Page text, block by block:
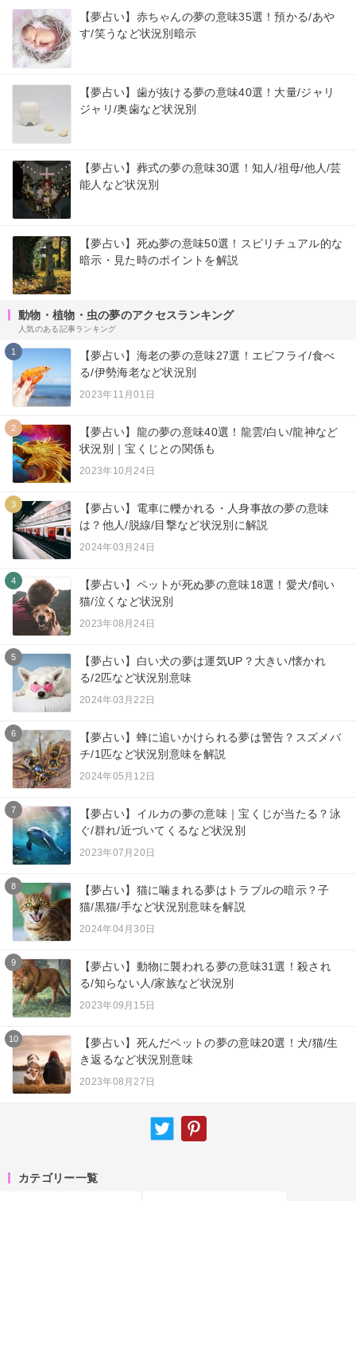
【夢占い】赤ちゃんの夢の意味35選！預かる/あや
す/笑うなど状況別暗示
【夢占い】歯が抜ける夢の意味40選！大量/ジャリ
ジャリ/奥歯など状況別
【夢占い】葬式の夢の意味30選！知人/祖母/他人/芸
能人など状況別
【夢占い】死ぬ夢の意味50選！スピリチュアル的な
暗示・見た時のポイントを解説
動物・植物・虫の夢のアクセスランキング
人気のある記事ランキング
1
【夢占い】海老の夢の意味27選！エビフライ/食べ
る/伊勢海老など状況別
2023年11月01日
2
【夢占い】龍の夢の意味40選！龍雲/白い/龍神など
状況別｜宝くじとの関係も
2023年10月24日
3
【夢占い】電車に轢かれる・人身事故の夢の意味
は？他人/脱線/目撃など状況別に解説
2024年03月24日
4
【夢占い】ペットが死ぬ夢の意味18選！愛犬/飼い
猫/泣くなど状況別
2023年08月24日
5
【夢占い】白い犬の夢は運気UP？大きい/懐かれ
る/2匹など状況別意味
2024年03月22日
6
【夢占い】蜂に追いかけられる夢は警告？スズメバ
チ/1匹など状況別意味を解説
2024年05月12日
7
【夢占い】イルカの夢の意味｜宝くじが当たる？泳
ぐ/群れ/近づいてくるなど状況別
2023年07月20日
8
【夢占い】猫に噛まれる夢はトラブルの暗示？子
猫/黒猫/手など状況別意味を解説
2024年04月30日
9
【夢占い】動物に襲われる夢の意味31選！殺され
る/知らない人/家族など状況別
2023年09月15日
10
【夢占い】死んだペットの夢の意味20選！犬/猫/生
き返るなど状況別意味
2023年08月27日
カテゴリー一覧